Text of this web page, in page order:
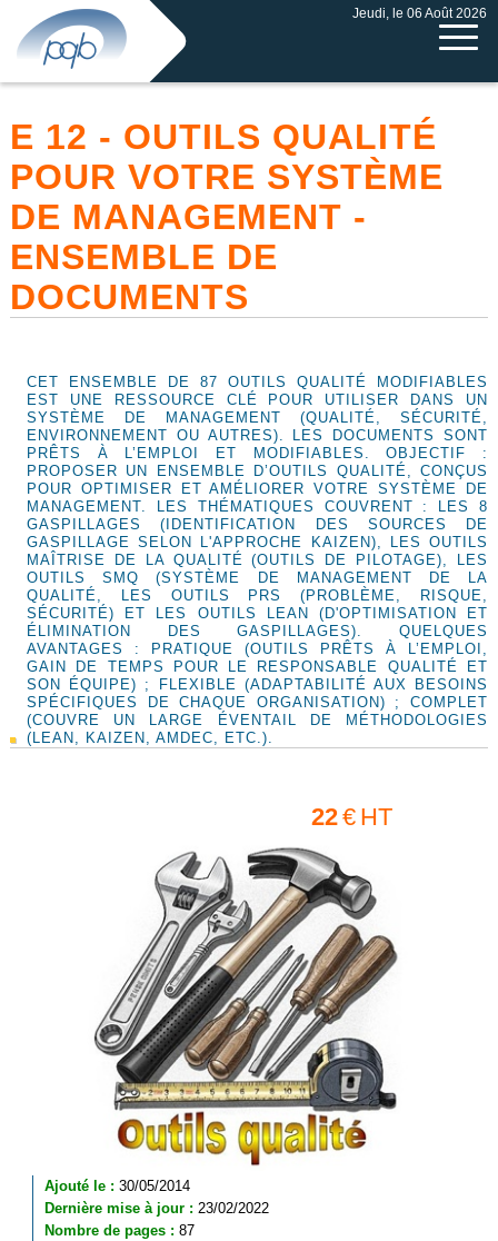
Jeudi, le 06 Août 2026
E 12 - OUTILS QUALITÉ
POUR VOTRE SYSTÈME
DE MANAGEMENT -
ENSEMBLE DE
DOCUMENTS
CET ENSEMBLE DE 87 OUTILS QUALITÉ MODIFIABLES
EST UNE RESSOURCE CLÉ POUR UTILISER DANS UN
SYSTÈME DE MANAGEMENT (QUALITÉ, SÉCURITÉ,
ENVIRONNEMENT OU AUTRES). LES DOCUMENTS SONT
PRÊTS À L’EMPLOI ET MODIFIABLES. OBJECTIF :
PROPOSER UN ENSEMBLE D’OUTILS QUALITÉ, CONÇUS
POUR OPTIMISER ET AMÉLIORER VOTRE SYSTÈME DE
MANAGEMENT. LES THÉMATIQUES COUVRENT : LES 8
GASPILLAGES (IDENTIFICATION DES SOURCES DE
GASPILLAGE SELON L'APPROCHE KAIZEN), LES OUTILS
MAÎTRISE DE LA QUALITÉ (OUTILS DE PILOTAGE), LES
OUTILS SMQ (SYSTÈME DE MANAGEMENT DE LA
QUALITÉ, LES OUTILS PRS (PROBLÈME, RISQUE,
SÉCURITÉ) ET LES OUTILS LEAN (D'OPTIMISATION ET
ÉLIMINATION DES GASPILLAGES). QUELQUES
AVANTAGES : PRATIQUE (OUTILS PRÊTS À L’EMPLOI,
GAIN DE TEMPS POUR LE RESPONSABLE QUALITÉ ET
SON ÉQUIPE) ; FLEXIBLE (ADAPTABILITÉ AUX BESOINS
SPÉCIFIQUES DE CHAQUE ORGANISATION) ; COMPLET
(COUVRE UN LARGE ÉVENTAIL DE MÉTHODOLOGIES
(LEAN, KAIZEN, AMDEC, ETC.).
22€ HT
Ajouté le : 30/05/2014
Dernière mise à jour : 23/02/2022
Nombre de pages : 87